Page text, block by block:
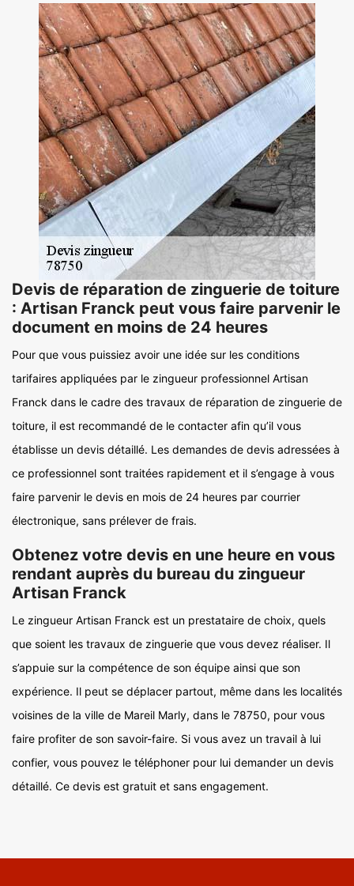
Devis de réparation de zinguerie de toiture
: Artisan Franck peut vous faire parvenir le
document en moins de 24 heures
Pour que vous puissiez avoir une idée sur les conditions
tarifaires appliquées par le zingueur professionnel Artisan
Franck dans le cadre des travaux de réparation de zinguerie de
toiture, il est recommandé de le contacter afin qu’il vous
établisse un devis détaillé. Les demandes de devis adressées à
ce professionnel sont traitées rapidement et il s’engage à vous
faire parvenir le devis en mois de 24 heures par courrier
électronique, sans prélever de frais.
Obtenez votre devis en une heure en vous
rendant auprès du bureau du zingueur
Artisan Franck
Le zingueur Artisan Franck est un prestataire de choix, quels
que soient les travaux de zinguerie que vous devez réaliser. Il
s’appuie sur la compétence de son équipe ainsi que son
expérience. Il peut se déplacer partout, même dans les localités
voisines de la ville de Mareil Marly, dans le 78750, pour vous
faire profiter de son savoir-faire. Si vous avez un travail à lui
confier, vous pouvez le téléphoner pour lui demander un devis
détaillé. Ce devis est gratuit et sans engagement.